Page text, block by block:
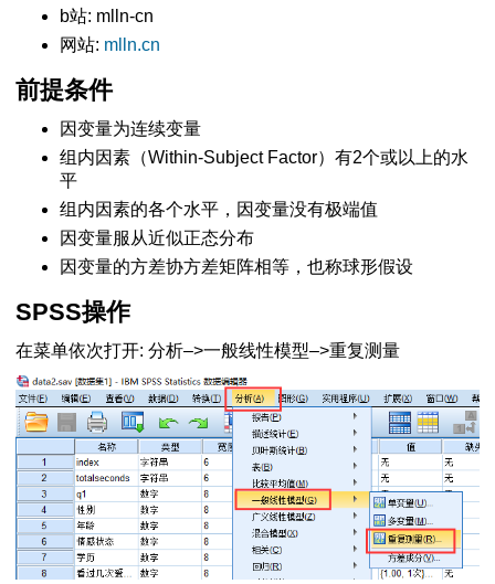
节方向
T检验的结果
作方法
加减乘除
序
否相同
装spss22.0
理论值差异
b站: mlln-cn
网站: mlln.cn
前提条件
因变量为连续变量
组内因素（Within-Subject Factor）有2个或以上的水
平
组内因素的各个水平，因变量没有极端值
因变量服从近似正态分布
因变量的方差协方差矩阵相等，也称球形假设
SPSS操作
在菜单依次打开: 分析–>一般线性模型–>重复测量